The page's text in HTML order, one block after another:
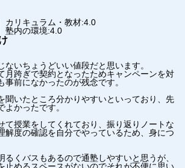
カリキュラム・教材:4.0
塾内の環境:4.0
ないちょうどいい値段だと思います。
月跨ぎで契約となったためキャンペーンを対
事前になかったのが残念です。
聞いたところ分かりやすいといっており、先
かったです。
て授業をしてくれており、振り返りノートな
解度の確認を自分でやっているため、身につ
るくバスもあるので通塾しやすいと思うが、